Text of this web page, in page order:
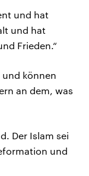
und hat
und hat
Frieden.“
und können
an dem, was
Der Islam sei
und